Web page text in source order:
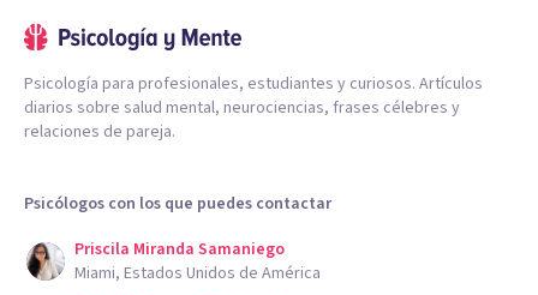
Psicología para profesionales, estudiantes y curiosos. Artículos
diarios sobre salud mental, neurociencias, frases célebres y
relaciones de pareja.
Psicólogos con los que puedes contactar
Priscila Miranda Samaniego
Miami, Estados Unidos de América